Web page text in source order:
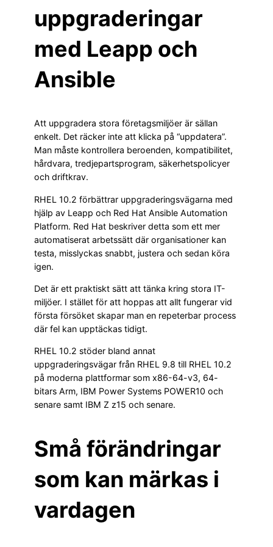
uppgraderingar
med Leapp och
Ansible
Att uppgradera stora företagsmiljöer är sällan
enkelt. Det räcker inte att klicka på “uppdatera”.
Man måste kontrollera beroenden, kompatibilitet,
hårdvara, tredjepartsprogram, säkerhetspolicyer
och driftkrav.
RHEL 10.2 förbättrar uppgraderingsvägarna med
hjälp av Leapp och Red Hat Ansible Automation
Platform. Red Hat beskriver detta som ett mer
automatiserat arbetssätt där organisationer kan
testa, misslyckas snabbt, justera och sedan köra
igen.
Det är ett praktiskt sätt att tänka kring stora IT-
miljöer. I stället för att hoppas att allt fungerar vid
första försöket skapar man en repeterbar process
där fel kan upptäckas tidigt.
RHEL 10.2 stöder bland annat
uppgraderingsvägar från RHEL 9.8 till RHEL 10.2
på moderna plattformar som x86-64-v3, 64-
bitars Arm, IBM Power Systems POWER10 och
senare samt IBM Z z15 och senare.
Små förändringar
som kan märkas i
vardagen